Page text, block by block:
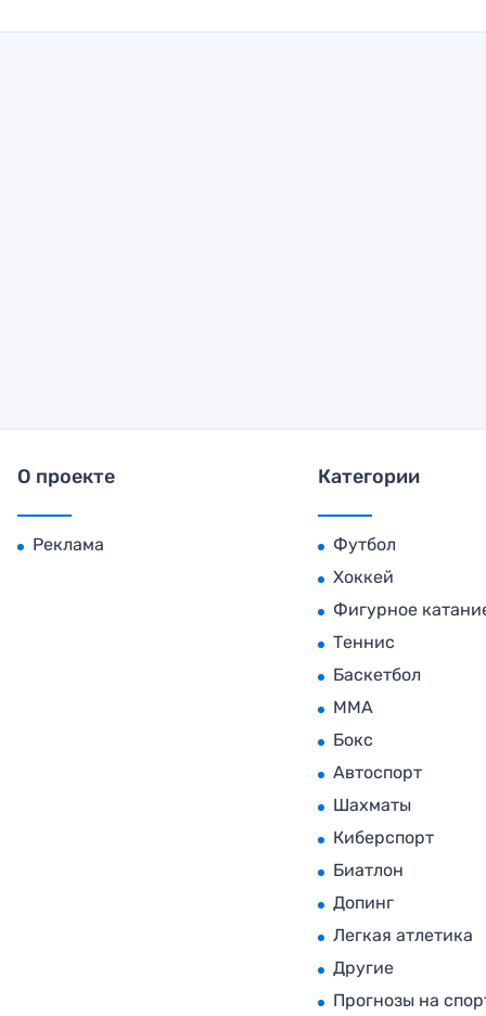
О проекте
Реклама
Категории
Футбол
Хоккей
Фигурное
Теннис
Баскетбол
MMA
Бокс
Автоспорт
Шахматы
Киберспорт
Биатлон
Допинг
Легкая атлетика
Другие
Прогнозы на